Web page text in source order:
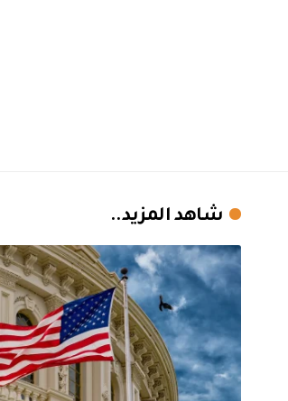
شاهد المزيد..